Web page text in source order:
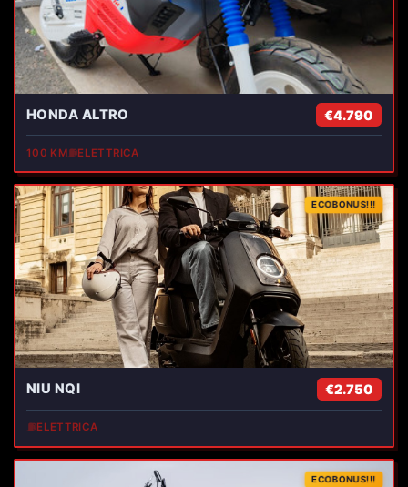
HONDA ALTRO €4.790
100 KM⛽ELETTRICA
ECOBONUS!!!
NIU NQI €2.750
⛽ELETTRICA
ECOBONUS!!!